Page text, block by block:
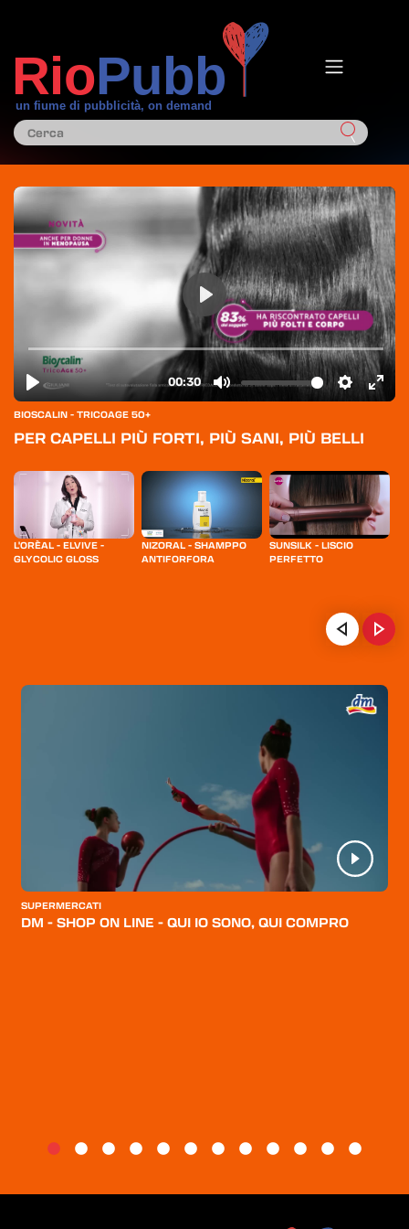
CATEGORIE
CHI SIAMO
BLOG
BIOSCALIN - TRICOAGE 50+
PER CAPELLI PIÙ FORTI, PIÙ SANI, PIÙ BELLI
L'ORÈAL - ELVIVE -
GLYCOLIC GLOSS
NIZORAL - SHAMPPO
ANTIFORFORA
SUNSILK - LISCIO
PERFETTO
SUPERMERCATI
DM - SHOP ON LINE - QUI IO SONO, QUI COMPRO